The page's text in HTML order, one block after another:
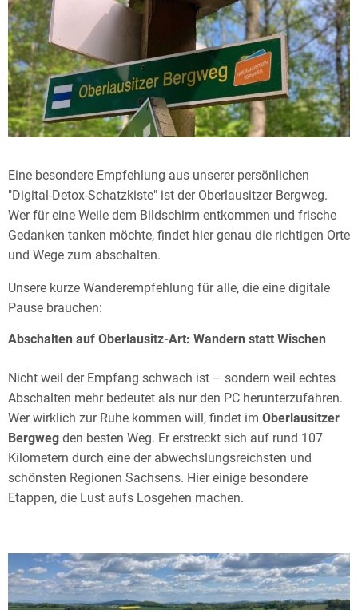
Eine besondere Empfehlung aus unserer persönlichen
"Digital-Detox-Schatzkiste" ist der Oberlausitzer Bergweg.
Wer für eine Weile dem Bildschirm entkommen und frische
Gedanken tanken möchte, findet hier genau die richtigen Orte
und Wege zum abschalten.
Unsere kurze Wanderempfehlung für alle, die eine digitale
Pause brauchen:
Abschalten auf Oberlausitz-Art: Wandern statt Wischen
Nicht weil der Empfang schwach ist – sondern weil echtes
Abschalten mehr bedeutet als nur den PC herunterzufahren.
Wer wirklich zur Ruhe kommen will, findet im Oberlausitzer
Bergweg den besten Weg. Er erstreckt sich auf rund 107
Kilometern durch eine der abwechslungsreichsten und
schönsten Regionen Sachsens. Hier einige besondere
Etappen, die Lust aufs Losgehen machen.